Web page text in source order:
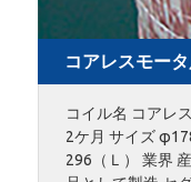
コアレスモー
コイル名 コアレ
2ケ月 サイズ
296（Ｌ） 業界